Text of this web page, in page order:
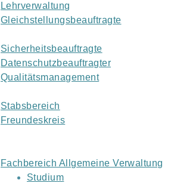
Lehrverwaltung
Gleichstellungsbeauftragte
Sicherheitsbeauftragte
Datenschutzbeauftragter
Qualitätsmanagement
Stabsbereich
Freundeskreis
Fachbereich Allgemeine Verwaltung
Studium